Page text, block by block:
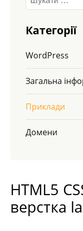
Категорії
WordPress
Загальна
Приклади
Домени
HTML5
верстка